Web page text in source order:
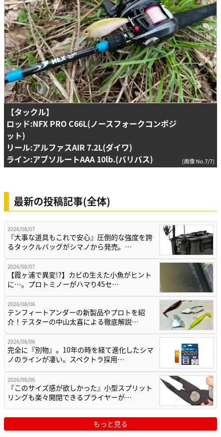
【タックル】
ロッド:NFX PRO C66L(ノースフォークコンポジ
ット)
リール:アルファスAIR 7.2L(ダイワ)
ライン:アブソルートAAA 10lb.(バリバス)
(画像 No.7/7)
最新の投稿記事(全体)
2026/08/07
『大事な道具もこれで安心』圧倒的な強度を誇
るタックルバッグがシマノから発売。…
2026/08/07
【霞ヶ浦で異変!?】カビの生えた小魚がヒント
に…。プロトミノーがハマり45セ…
2026/08/06
テンフィートアンダーの新製品やプロトを紹
介！テスターの中山太喜による徹底解説…
2026/08/06
完全に『別物』。10年の時を経て進化したシマ
ノのラインが凄い。スペクトラ採用…
2026/08/06
『このサイズ感が欲しかった』小型スプリット
リングも楽々開閉できるプライヤーが…
もっと見る